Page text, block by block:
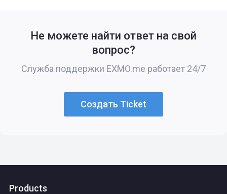
Не можете найти ответ на свой
вопрос?
Служба поддержки EXMO.me работает 24/7
Создать Ticket
Products